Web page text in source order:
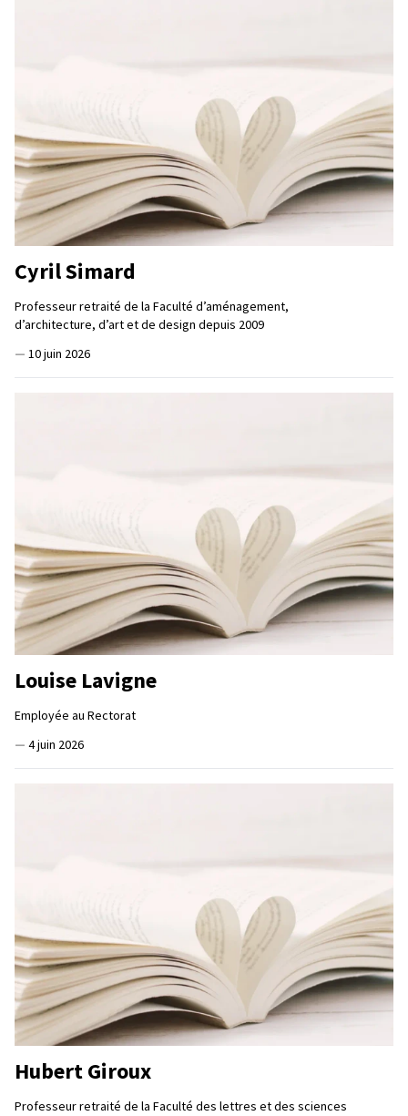
Cyril Simard
Professeur retraité de la Faculté d’aménagement,
d’architecture, d’art et de design depuis 2009
— 10 juin 2026
Louise Lavigne
Employée au Rectorat
— 4 juin 2026
Hubert Giroux
Professeur retraité de la Faculté des lettres et des sciences